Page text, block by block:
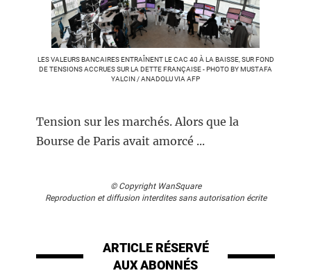
LES VALEURS BANCAIRES ENTRAÎNENT LE CAC 40 À LA BAISSE, SUR FOND
DE TENSIONS ACCRUES SUR LA DETTE FRANÇAISE - PHOTO BY MUSTAFA
YALCIN / ANADOLU VIA AFP
Tension sur les marchés. Alors que la
Bourse de Paris avait amorcé ...
© Copyright WanSquare
Reproduction et diffusion interdites sans autorisation écrite
ARTICLE RÉSERVÉ
AUX ABONNÉS